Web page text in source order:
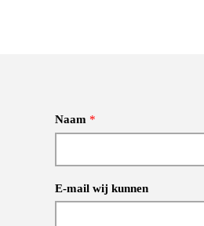
Naam *
E-mail wij kunnen